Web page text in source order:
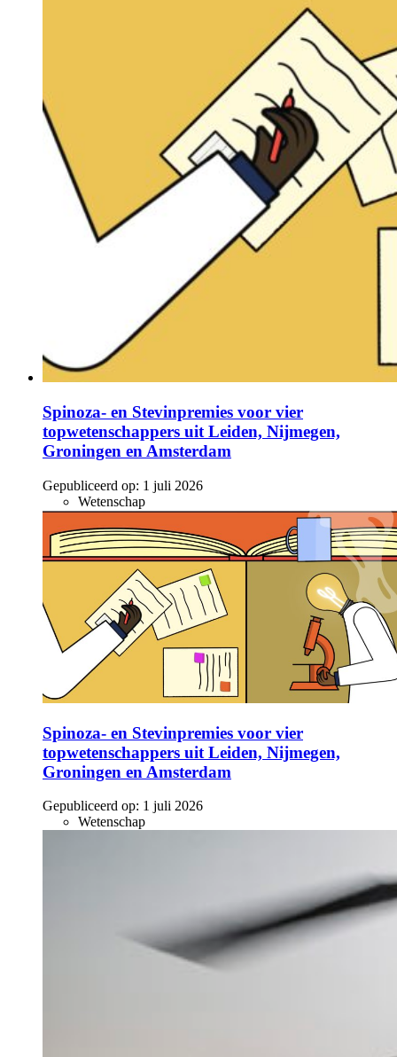
Spinoza- en Stevinpremies voor vier
topwetenschappers uit Leiden, Nijmegen,
Groningen en Amsterdam
Gepubliceerd op: 1 juli 2026
Wetenschap
Spinoza- en Stevinpremies voor vier
topwetenschappers uit Leiden, Nijmegen,
Groningen en Amsterdam
Gepubliceerd op: 1 juli 2026
Wetenschap